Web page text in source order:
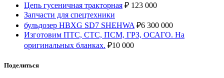
Цепь гусеничная тракторная ₽ 123 000
Запчасти для спецтехники
бульдозер HBXG SD7 SHEHWA ₽6 300 000
Изготовим ПТС, СТС, ПСМ, ГРЗ, ОСАГО. На
оригинальных бланках. ₽10 000
Поделиться